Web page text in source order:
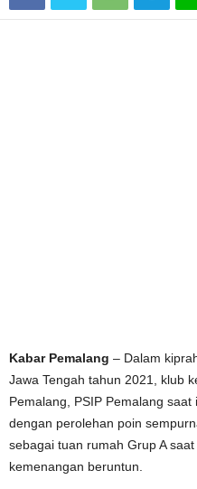
Kabar Pemalang – Dalam
Jawa Tengah tahun 2021, klub
Pemalang, PSIP Pemalang
dengan perolehan poin
sebagai tuan rumah Grup A
kemenangan beruntun.